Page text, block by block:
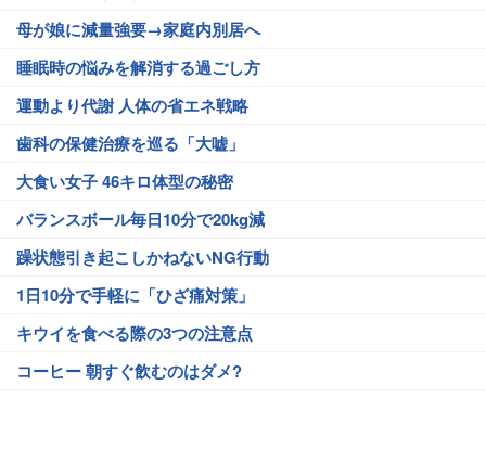
母が娘に減量強要→家庭内別居へ
睡眠時の悩みを解消する過ごし方
運動より代謝 人体の省エネ戦略
歯科の保健治療を巡る「大嘘」
大食い女子 46キロ体型の秘密
バランスボール毎日10分で20kg減
躁状態引き起こしかねないNG行動
1日10分で手軽に「ひざ痛対策」
キウイを食べる際の3つの注意点
コーヒー 朝すぐ飲むのはダメ?